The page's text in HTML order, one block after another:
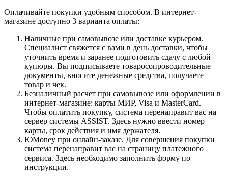
Оплачивайте покупки удобным способом. В интернет-
магазине доступно 3 варианта оплаты:
Наличные при самовывозе или доставке курьером.
Специалист свяжется с вами в день доставки, чтобы
уточнить время и заранее подготовить сдачу с любой
купюры. Вы подписываете товаросопроводительные
документы, вносите денежные средства, получаете
товар и чек.
Безналичный расчет при самовывозе или оформлении в
интернет-магазине: карты МИР, Visa и MasterCard.
Чтобы оплатить покупку, система перенаправит вас на
сервер системы ASSIST. Здесь нужно ввести номер
карты, срок действия и имя держателя.
ЮMoney при онлайн-заказе. Для совершения покупки
система перенаправит вас на страницу платежного
сервиса. Здесь необходимо заполнить форму по
инструкции.